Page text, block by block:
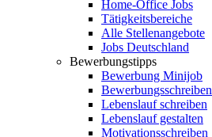
Home-Office Jobs
Tätigkeitsbereiche
Alle Stellenangebote
Jobs Deutschland
Bewerbungstipps
Bewerbung Minijob
Bewerbungsschreiben
Lebenslauf schreiben
Lebenslauf gestalten
Motivationsschreiben